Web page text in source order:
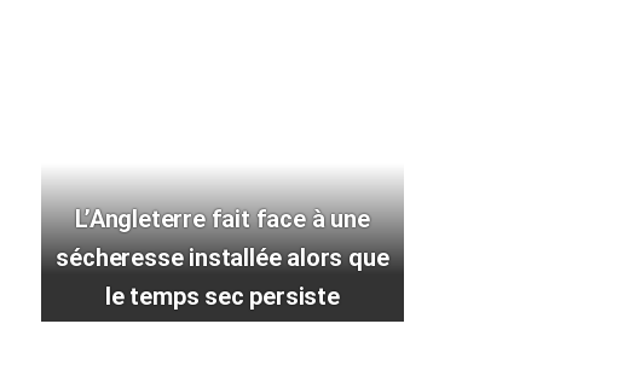
L’Angleterre fait face à une
sécheresse installée alors que
le temps sec persiste